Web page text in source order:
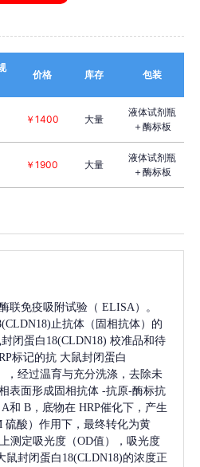
价格 库存 包装
￥1400 大量
液体试剂瓶
＋酶标板
￥1900 大量
液体试剂瓶
＋酶标板
联免疫吸附试验（ ELISA）。
止抗体（固相抗体）的
闭蛋白18(CLDN18) 校准品和待
标记的抗 大鼠封闭蛋白
，经过温育与充分洗涤，去除未
表面形成固相抗体 -抗原-酶标抗
和 B，底物在 HRP催化下，产生
硫酸）作用下，最终转化为黄
测定吸光度（OD值），吸光度
鼠封闭蛋白18(CLDN18)的浓度正